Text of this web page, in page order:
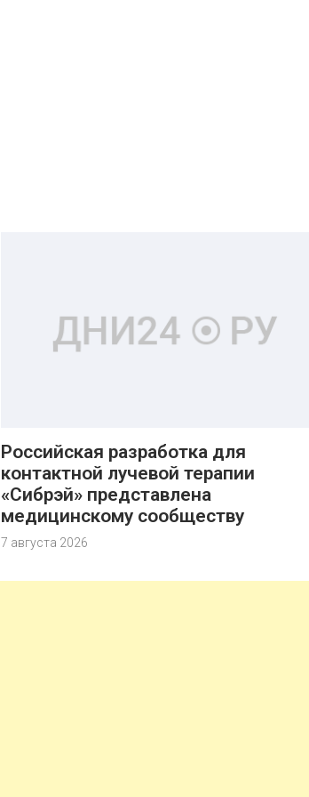
Российская разработка для
контактной лучевой терапии
«Сибрэй» представлена
медицинскому сообществу
7 августа 2026